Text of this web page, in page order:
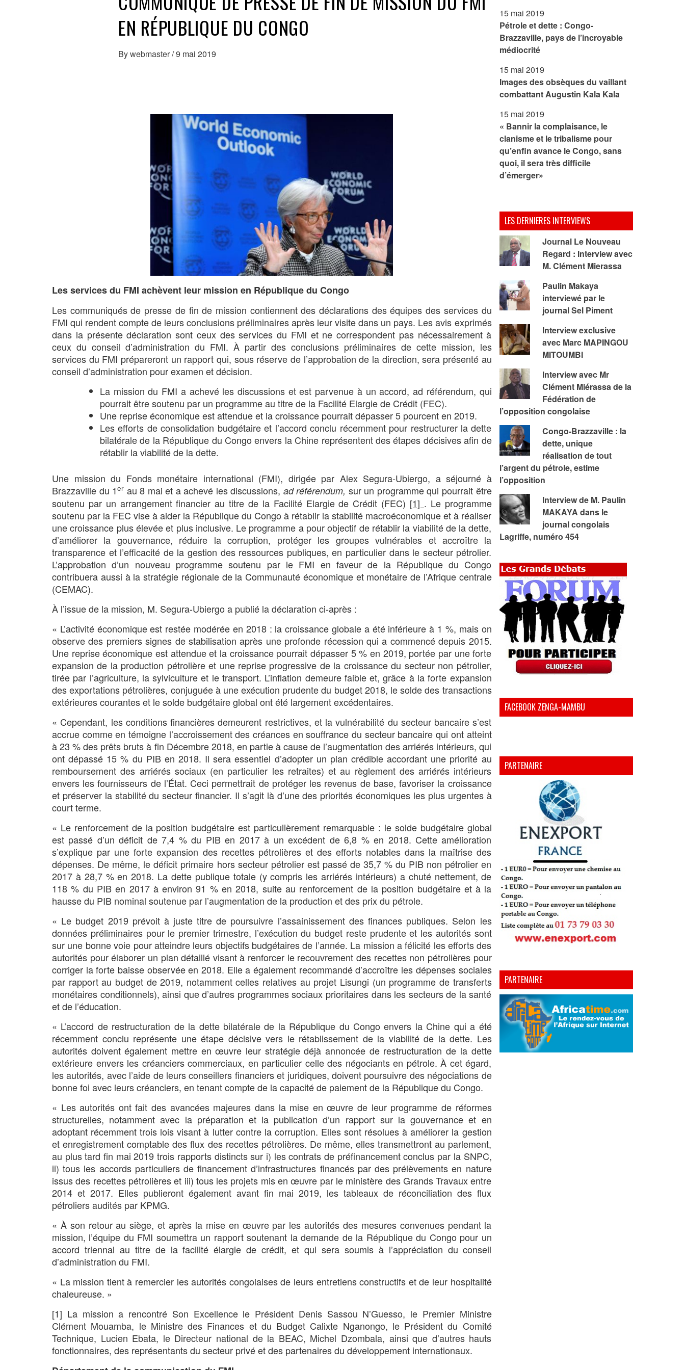
EN RÉPUBLIQUE DU CONGO
Bywebmaster/9 mai 2019
Les services du FMI achèvent leur mission en République du Congo
Les communiqués de presse de fin de mission contiennent des déclarations des équipes des services du
FMI qui rendent compte de leurs conclusions préliminaires après leur visite dans un pays. Les avis exprimés
dans la présente déclaration sont ceux des services du FMI et ne correspondent pas nécessairement à
ceux du conseil d’administration du FMI. À partir des conclusions préliminaires de cette mission, les
services du FMI prépareront un rapport qui, sous réserve de l’approbation de la direction, sera présenté au
conseil d’administration pour examen et décision.
La mission du FMI a achevé les discussions et est parvenue à un accord, ad référendum, qui
pourrait être soutenu par un programme au titre de la Facilité Elargie de Crédit (FEC).
Une reprise économique est attendue et la croissance pourrait dépasser 5 pourcent en 2019.
Les efforts de consolidation budgétaire et l’accord conclu récemment pour restructurer la dette
bilatérale de la République du Congo envers la Chine représentent des étapes décisives afin de
rétablir la viabilité de la dette.
Une mission du Fonds monétaire international (FMI), dirigée par Alex Segura-Ubiergo, a séjourné à
Brazzaville du 1er au 8 mai et a achevé les discussions, ad référendum, sur un programme qui pourrait être
soutenu par un arrangement financier au titre de la Facilité Elargie de Crédit (FEC) [1] . Le programme
soutenu par la FEC vise à aider la République du Congo à rétablir la stabilité macroéconomique et à réaliser
une croissance plus élevée et plus inclusive. Le programme a pour objectif de rétablir la viabilité de la dette,
d’améliorer la gouvernance, réduire la corruption, protéger les groupes vulnérables et accroître la
transparence et l’efficacité de la gestion des ressources publiques, en particulier dans le secteur pétrolier.
L’approbation d’un nouveau programme soutenu par le FMI en faveur de la République du Congo
contribuera aussi à la stratégie régionale de la Communauté économique et monétaire de l’Afrique centrale
(CEMAC).
À l’issue de la mission, M. Segura-Ubiergo a publié la déclaration ci-après :
« L’activité économique est restée modérée en 2018 : la croissance globale a été inférieure à 1 %, mais on
observe des premiers signes de stabilisation après une profonde récession qui a commencé depuis 2015.
Une reprise économique est attendue et la croissance pourrait dépasser 5 % en 2019, portée par une forte
expansion de la production pétrolière et une reprise progressive de la croissance du secteur non pétrolier,
tirée par l’agriculture, la sylviculture et le transport. L’inflation demeure faible et, grâce à la forte expansion
des exportations pétrolières, conjuguée à une exécution prudente du budget 2018, le solde des transactions
extérieures courantes et le solde budgétaire global ont été largement excédentaires.
« Cependant, les conditions financières demeurent restrictives, et la vulnérabilité du secteur bancaire s’est
accrue comme en témoigne l’accroissement des créances en souffrance du secteur bancaire qui ont atteint
à 23 % des prêts bruts à fin Décembre 2018, en partie à cause de l’augmentation des arriérés intérieurs, qui
ont dépassé 15 % du PIB en 2018. Il sera essentiel d’adopter un plan crédible accordant une priorité au
remboursement des arriérés sociaux (en particulier les retraites) et au règlement des arriérés intérieurs
envers les fournisseurs de l’État. Ceci permettrait de protéger les revenus de base, favoriser la croissance
et préserver la stabilité du secteur financier. Il s’agit là d’une des priorités économiques les plus urgentes à
court terme.
« Le renforcement de la position budgétaire est particulièrement remarquable : le solde budgétaire global
est passé d’un déficit de 7,4 % du PIB en 2017 à un excédent de 6,8 % en 2018. Cette amélioration
s’explique par une forte expansion des recettes pétrolières et des efforts notables dans la maîtrise des
dépenses. De même, le déficit primaire hors secteur pétrolier est passé de 35,7 % du PIB non pétrolier en
2017 à 28,7 % en 2018. La dette publique totale (y compris les arriérés intérieurs) a chuté nettement, de
118 % du PIB en 2017 à environ 91 % en 2018, suite au renforcement de la position budgétaire et à la
hausse du PIB nominal soutenue par l’augmentation de la production et des prix du pétrole.
« Le budget 2019 prévoit à juste titre de poursuivre l’assainissement des finances publiques. Selon les
données préliminaires pour le premier trimestre, l’exécution du budget reste prudente et les autorités sont
sur une bonne voie pour atteindre leurs objectifs budgétaires de l’année. La mission a félicité les efforts des
autorités pour élaborer un plan détaillé visant à renforcer le recouvrement des recettes non pétrolières pour
corriger la forte baisse observée en 2018. Elle a également recommandé d’accroître les dépenses sociales
par rapport au budget de 2019, notamment celles relatives au projet Lisungi (un programme de transferts
monétaires conditionnels), ainsi que d’autres programmes sociaux prioritaires dans les secteurs de la santé
et de l’éducation.
« L’accord de restructuration de la dette bilatérale de la République du Congo envers la Chine qui a été
récemment conclu représente une étape décisive vers le rétablissement de la viabilité de la dette. Les
autorités doivent également mettre en œuvre leur stratégie déjà annoncée de restructuration de la dette
extérieure envers les créanciers commerciaux, en particulier celle des négociants en pétrole. À cet égard,
les autorités, avec l’aide de leurs conseillers financiers et juridiques, doivent poursuivre des négociations de
bonne foi avec leurs créanciers, en tenant compte de la capacité de paiement de la République du Congo.
« Les autorités ont fait des avancées majeures dans la mise en œuvre de leur programme de réformes
structurelles, notamment avec la préparation et la publication d’un rapport sur la gouvernance et en
adoptant récemment trois lois visant à lutter contre la corruption. Elles sont résolues à améliorer la gestion
et enregistrement comptable des flux des recettes pétrolières. De même, elles transmettront au parlement,
au plus tard fin mai 2019 trois rapports distincts sur i) les contrats de préfinancement conclus par la SNPC,
ii) tous les accords particuliers de financement d’infrastructures financés par des prélèvements en nature
issus des recettes pétrolières et iii) tous les projets mis en œuvre par le ministère des Grands Travaux entre
2014 et 2017. Elles publieront également avant fin mai 2019, les tableaux de réconciliation des flux
pétroliers audités par KPMG.
« À son retour au siège, et après la mise en œuvre par les autorités des mesures convenues pendant la
mission, l’équipe du FMI soumettra un rapport soutenant la demande de la République du Congo pour un
accord triennal au titre de la facilité élargie de crédit, et qui sera soumis à l’appréciation du conseil
d’administration du FMI.
« La mission tient à remercier les autorités congolaises de leurs entretiens constructifs et de leur hospitalité
chaleureuse. »
[1] La mission a rencontré Son Excellence le Président Denis Sassou N’Guesso, le Premier Ministre
Clément Mouamba, le Ministre des Finances et du Budget Calixte Nganongo, le Président du Comité
Technique, Lucien Ebata, le Directeur national de la BEAC, Michel Dzombala, ainsi que d’autres hauts
fonctionnaires, des représentants du secteur privé et des partenaires du développement internationaux.
15 mai 2019
Pétrole et dette : Congo-
Brazzaville, pays de l’incroyable
médiocrité
15 mai 2019
Images des obsèques du vaillant
combattant Augustin Kala Kala
15 mai 2019
« Bannir la complaisance, le
clanisme et le tribalisme pour
qu’enfin avance le Congo, sans
quoi, il sera très difficile
d’émerger»
LES DERNIERES INTERVIEWS
Journal Le Nouveau
Regard : Interview avec
M. Clément Mierassa
Paulin Makaya
interviewé par le
journal Sel Piment
Interview exclusive
avec Marc MAPINGOU
MITOUMBI
Interview avec Mr
Clément Miérassa de la
Fédération de
l’opposition congolaise
Congo-Brazzaville : la
dette, unique
réalisation de tout
l’argent du pétrole, estime
l’opposition
Interview de M. Paulin
MAKAYA dans le
journal congolais
Lagriffe, numéro 454
FACEBOOK ZENGA-MAMBU
PARTENAIRE
PARTENAIRE